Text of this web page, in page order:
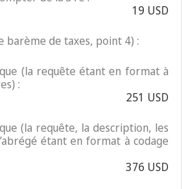
19 USD
barème de taxes, point 4) :
(la requête étant en format à
:
251 USD
(la requête, la description, les
étant en format à codage
376 USD